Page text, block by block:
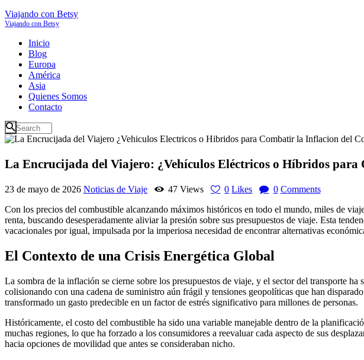
Viajando con Betsy
Viajando con Betsy
Inicio
Blog
Europa
América
Asia
Quienes Somos
Contacto
La Encrucijada del Viajero: ¿Vehículos Eléctricos o Híbridos
23 de mayo de 2026 Noticias de Viaje 47 Views 0 Likes 0 Comments
Con los precios del combustible alcanzando máximos históricos en todo el mundo, miles de
renta, buscando desesperadamente aliviar la presión sobre sus presupuestos de viaje. Esta
vacacionales por igual, impulsada por la imperiosa necesidad de encontrar alternativas
El Contexto de una Crisis Energética Global
La sombra de la inflación se cierne sobre los presupuestos de viaje, y el sector del transporte
colisionando con una cadena de suministro aún frágil y tensiones geopolíticas que han
transformado un gasto predecible en un factor de estrés significativo para millones de personas.
Históricamente, el costo del combustible ha sido una variable manejable dentro de la
muchas regiones, lo que ha forzado a los consumidores a reevaluar cada aspecto de sus
hacia opciones de movilidad que antes se consideraban nicho.